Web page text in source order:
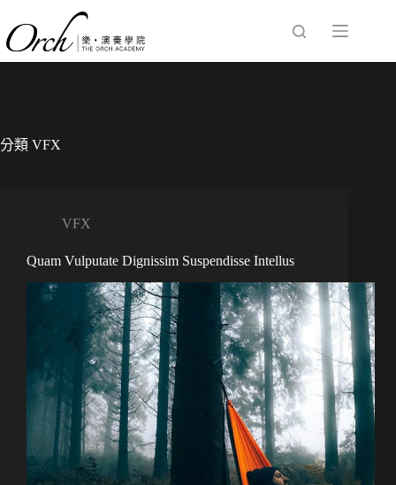
至
主
分類 VFX
VFX
Quam Vulputate Dignissim Suspendisse Intellus